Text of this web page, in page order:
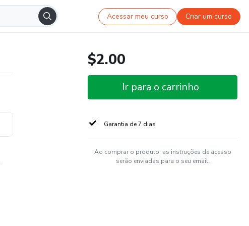
Acessar meu curso Criar um curso
$2.00
Ir para o carrinho
Garantia de 7 dias
Ao comprar o produto, as instruções de acesso
serão enviadas para o seu email.